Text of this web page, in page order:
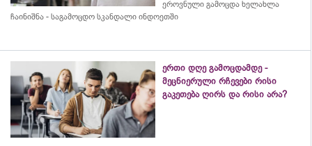
ეროვნული გამოცდა ხელახლა
ჩაინიშნა - საგამოცდო სკანდალი ინდოეთში
ერთი დღე გამოცდამდე -
მეცნიერული რჩევები რისი
გაკეთება ღირს და რისი არა?